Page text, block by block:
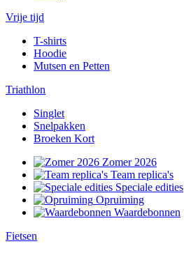
Vrije tijd
T-shirts
Hoodie
Mutsen en Petten
Triathlon
Singlet
Snelpakken
Broeken Kort
Zomer 2026
Team replica's
Speciale edities
Opruiming
Waardebonnen
Fietsen